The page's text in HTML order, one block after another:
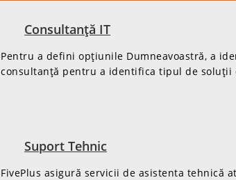
Consultanță IT
Pentru a defini opțiunile Dumneavoastră, a
consultanță pentru a identifica tipul de soluții
Suport Tehnic
FivePlus asigură servicii de asistenta tehnică